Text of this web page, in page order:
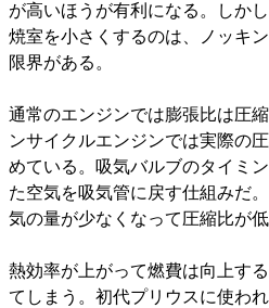
が高いほうが有利になる。しか
焼室を小さくするのは、ノッキ
限界がある。
通常のエンジンでは膨張比は圧
ンサイクルエンジンでは実際の
めている。吸気バルブのタイミ
た空気を吸気管に戻す仕組みだ
気の量が少なくなって圧縮比が低
熱効率が上がって燃費は向上す
てしまう。初代プリウスに使わ